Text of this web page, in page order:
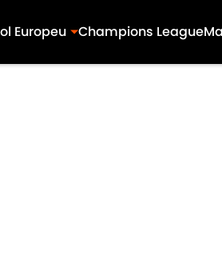
Europeu Champions League